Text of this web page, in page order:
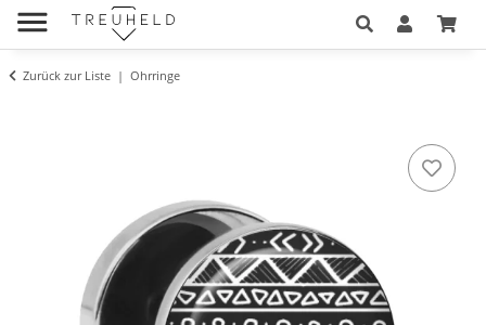
Zurück zur Liste Ohrringe